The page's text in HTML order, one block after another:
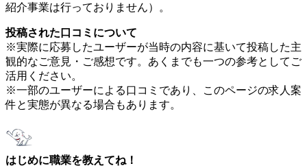
紹介事業は行っておりません）。
投稿された口コミについて
※実際に応募したユーザーが当時の内容に基いて投稿した主
観的なご意見・ご感想です。あくまでも一つの参考としてご
活用ください。
※一部のユーザーによる口コミであり、このページの求人案
件と実態が異なる場合もあります。
はじめに職業を教えてね！